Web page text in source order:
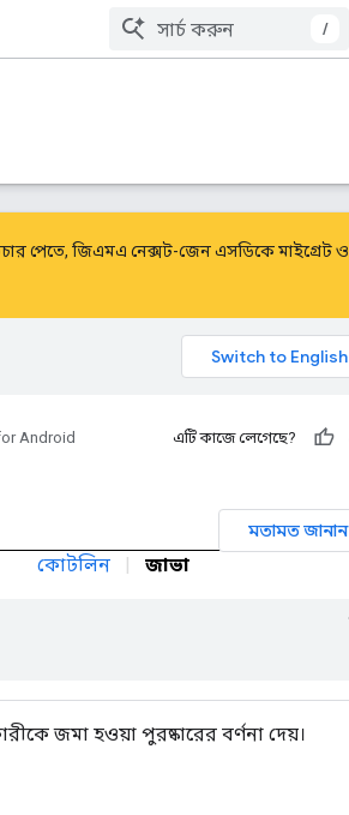
/
পেতে, জিএমএ নেক্সট-জেন এসডিকেমাইগ্রেটও
Android
এটি কাজে লেগেছে?
মতামত জানান
কোটলিন | জাভা
জমা হওয়া পুরষ্কারের বর্ণনা দেয়।